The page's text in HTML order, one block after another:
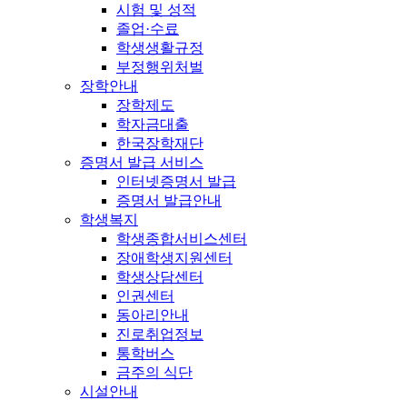
시험 및 성적
졸업·수료
학생생활규정
부정행위처벌
장학안내
장학제도
학자금대출
한국장학재단
증명서 발급 서비스
인터넷증명서 발급
증명서 발급안내
학생복지
학생종합서비스센터
장애학생지원센터
학생상담센터
인권센터
동아리안내
진로취업정보
통학버스
금주의 식단
시설안내